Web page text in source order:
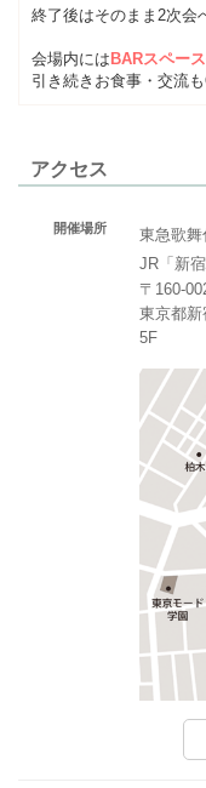
終了後はそのまま2次会
会場内にはBARスペー
引き続きお食事・交流
アクセス
開催場所
東急歌舞
JR「新
〒160-
東京都
5F